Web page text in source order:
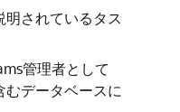
明されているタス
管理者として
データベースに